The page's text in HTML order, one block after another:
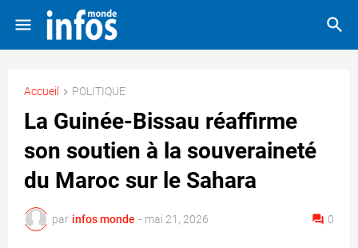
Accueil POLITIQUE
La Guinée-Bissau réaffirme
son soutien à la souveraineté
du Maroc sur le Sahara
par infos monde - mai 21, 2026 0